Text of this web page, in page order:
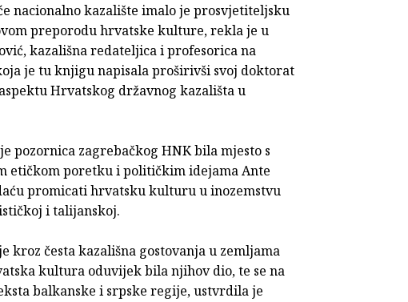
nacionalno kazalište imalo je prosvjetiteljsku
preporodu hrvatske kulture, rekla je u
kazališna redateljica i profesorica na
je tu knjigu napisala proširivši svoj doktorat
Hrvatskog državnog kazališta u
pozornica zagrebačkog HNK bila mjesto s
etičkom poretku i političkim idejama Ante
promicati hrvatsku kulturu u inozemstvu
i talijanskoj.
kroz česta kazališna gostovanja u zemljama
kultura oduvijek bila njihov dio, te se na
balkanske i srpske regije, ustvrdila je